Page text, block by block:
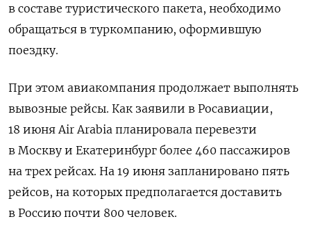
в составе туристического пакета, необходимо
обращаться в туркомпанию, оформившую
поездку.
При этом авиакомпания продолжает выполнять
вывозные рейсы. Как заявили в Росавиации,
18 июня Air Arabia планировала перевезти
в Москву и Екатеринбург более 460 пассажиров
на трех рейсах. На 19 июня запланировано пять
рейсов, на которых предполагается доставить
в Россию почти 800 человек.